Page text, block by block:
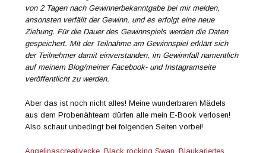
von 2 Tagen nach Gewinnerbekanntgabe bei mir melden,
ansonsten verfällt der Gewinn, und es erfolgt eine neue
Ziehung. Für die Dauer des Gewinnspiels werden die Daten
gespeichert. Mit der Teilnahme am Gewinnspiel erklärt sich
der Teilnehmer damit einverstanden, im Gewinnfall namentlich
auf meinem Blog/meiner Facebook- und Instagramseite
veröffentlicht zu werden.
Aber das ist noch nicht alles! Meine wunderbaren Mädels
aus dem Probenähteam dürfen alle mein E-Book verlosen!
Also schaut unbedingt bei folgenden Seiten vorbei!
Angelinascreativecke ,Black rocking Swan ,Blaukariertes